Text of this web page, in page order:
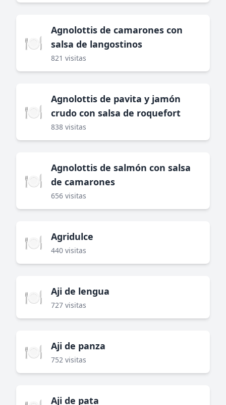
🍽️
Agnolottis de camarones con
salsa de langostinos
821 visitas
🍽️
Agnolottis de pavita y jamón
crudo con salsa de roquefort
838 visitas
🍽️
Agnolottis de salmón con salsa
de camarones
656 visitas
🍽️ Agridulce
440 visitas
🍽️ Aji de lengua
727 visitas
🍽️ Aji de panza
752 visitas
Aji de pata